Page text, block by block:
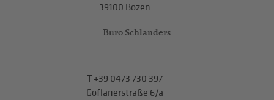
39100 Bozen
Büro Schlanders
T+39 0473 730 397
Göflanerstraße 6/a